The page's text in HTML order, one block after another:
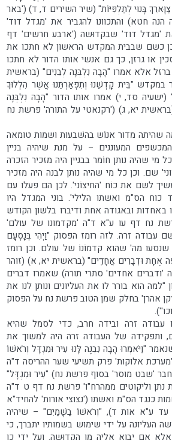
בָּנוּי לְתַלְפִּיּוֹת" (שיר השירים ד, ד) ('באר
חטא) והתכוונו להגביר את 'מגדל דוד'
'מגדל דוד' שבקדוּשה ('ארבע חרשים' דף
כשם שבבית המקדש הראשון לא חתכו את
או גרזן, כך גם אנשי אותו הדור לא חתכו
אלא אמרו "הָבָה נִלְבְּנָה לְבֵנִים" (בראשית
במקדש "בֵּית קָדְשֵׁנוּ וְתִפְאַרְתֵּנוּ אֲשֶׁר הִלְלוּךָ
סד, י) אמרו אותו הדור "הָבָה נִלְבְּנָה
יא, ג) ('רקנאטי על התורה' פרשת נח
שהיתה מדור אנוֹש בהשׁבעות ושמות טומאה
המעוננים – על מנת שיהיה בניין
מי שהיה נותן חוֹמר בבניין היה מזכיר הזכרה
שם. וכן כל מי שהיה נותן לבנה היה מזכיר
לשם את כוֹח 'החיצוֹני'. לכן הם פעלו עם
כוח הס"מ ואשתו הלילי'. בוני המגדל היו
באחדות ובאגודה אחת ודיברו בלשון הקודש
נח דף עו ע"א ד"ה 'מקדמונו של עולם'
עבודה זרה. לזה רומז הפסוק "וַיְהִי בְּנָסְעָם
מה' שהוא קדמוֹנוֹ של עולם. וכן רומז
אֶחָת וּדְבָרִים אֲחָדִֽים" (בראשית יא, א) (זוהר
אחדים' סתרי תורה) שאמרו דברים
"למה הוא בורר לו את העליונים ונותן לנו את
אהרן' בחלק שמן הטוב פרשת נח על הפסוק
עבודה זרה ובידה חרב, כדי לסמל שהיא
ותפקידה של העבודה זרה היה למשוך את
"וַיֹּאמְרוּ הָבָה נִבְנֶה לָּנוּ עִיר וּמִגְדָּל וְרֹאשׁוֹ
אלוקות' פרק תשיעי שער ההריסה ד"ה
'שבט מוסר' בסוף פרשת נח) "עִיר וּמִגְדָּל"
נתן וליקוטים ממהרח"ו' פרשת נח דף ט ד"ה
כנגד הס"מ ואשתו ('נצוצי אורות' להחיד"א
ע"א אות ד), "וְרֹאשׁוֹ בַשָּׁמַיִם" – שיהיה
העליונה על ידי שימוש בשמותיו יתברך, כי
אם יבוא אליה מן הקדוּשה. ועל ידי כן